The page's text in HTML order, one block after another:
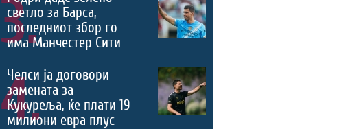
3.
светло за Барса,
последниот збор го
има Манчестер Сити
4.
Челси ја договори
замената за
Кукуреља, ќе плати 19
милиони евра плус